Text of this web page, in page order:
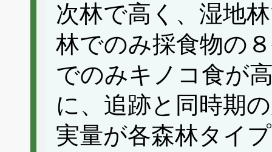
次林で高く、湿地
林でのみ採食物の
でのみキノコ食が
に、追跡と同時期
実量が各森林タイ